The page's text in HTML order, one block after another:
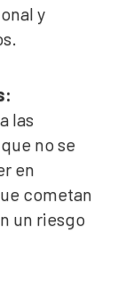
y
las
no se
en
cometan
un riesgo